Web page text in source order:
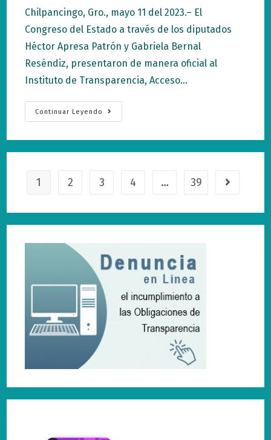
la
entrada:
entrada:
entrada:
Chilpancingo, Gro., mayo 11 del 2023.– El
Congreso del Estado a través de los diputados
Héctor Apresa Patrón y Gabriela Bernal
Reséndiz, presentaron de manera oficial al
Instituto de Transparencia, Acceso…
Continuar Leyendo
Presentan
Al
Comisionados
El
Congreso
1 2 3 4 … 39 Ir a la